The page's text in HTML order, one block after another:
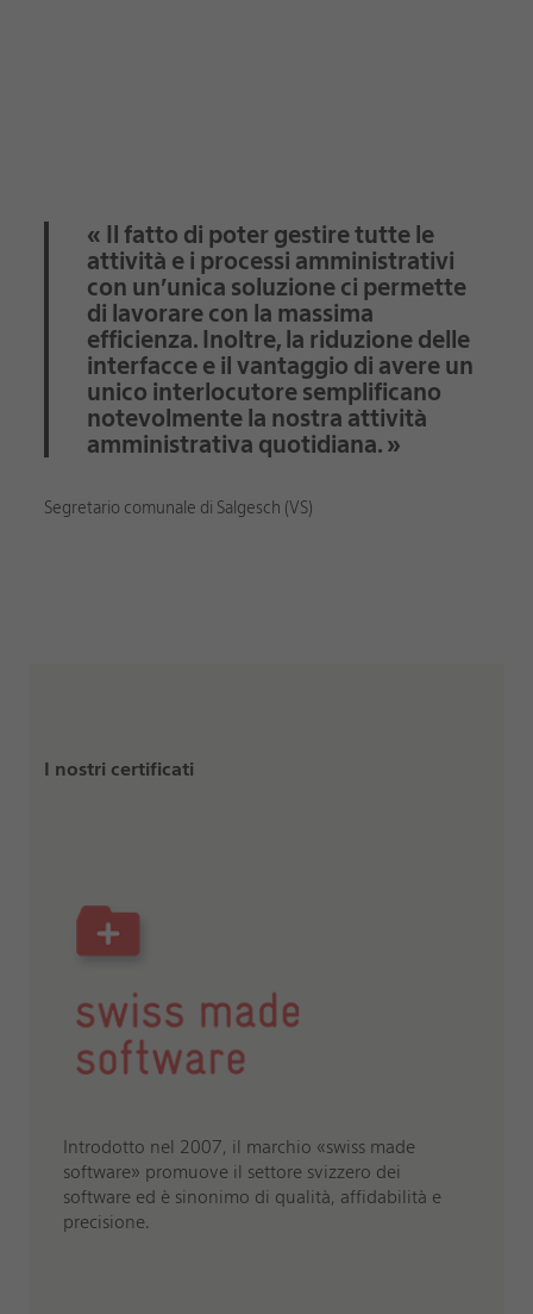
« Il fatto di poter gestire tutte le
attività e i processi amministrativi
con un’unica soluzione ci permette
di lavorare con la massima
efficienza. Inoltre, la riduzione delle
interfacce e il vantaggio di avere un
unico interlocutore semplificano
notevolmente la nostra attività
amministrativa quotidiana. »
Segretario comunale di Salgesch (VS)
I nostri certificati
Introdotto nel 2007, il marchio «swiss made
software» promuove il settore svizzero dei
software ed è sinonimo di qualità, affidabilità e
precisione.